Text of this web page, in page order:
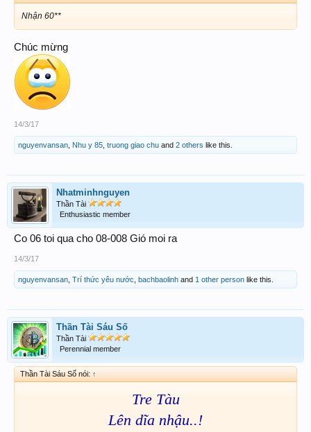
Nhận 60**
Chúc mừng
14/3/17
nguyenvansan Nhu y 85 truong giao chu and 2 others like this.
Nhatminhnguyen
Thần Tài
Enthusiastic member
Co 06 toi qua cho 08-008 Gió moi ra
14/3/17
nguyenvansan Trí thức yêu nước bachbaolinh and 1 other person like this.
Thần Tài Sáu Số
Thần Tài
Perennial member
Thần Tài Sáu Số nói: ↑
Tre Tàu
Lên dĩa nhậu..!